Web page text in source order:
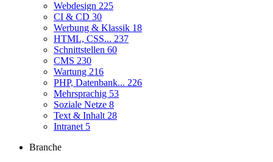
Webdesign 225
CI & CD 30
Werbung & Klassik 18
HTML, CSS... 237
Schnittstellen 60
CMS 230
Wartung 216
PHP, Datenbank... 226
Mehrsprachig 53
Soziale Netze 8
Text & Inhalt 28
Intranet 5
Branche